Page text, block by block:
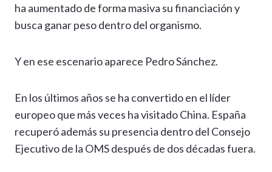
ha aumentado de forma masiva su financiación y
busca ganar peso dentro del organismo.
Y en ese escenario aparece Pedro Sánchez.
En los últimos años se ha convertido en el líder
europeo que más veces ha visitado China. España
recuperó además su presencia dentro del Consejo
Ejecutivo de la OMS después de dos décadas fuera.